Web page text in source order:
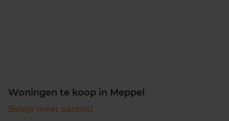
Woningen te koop in Meppel
Bekijk meer aanbod